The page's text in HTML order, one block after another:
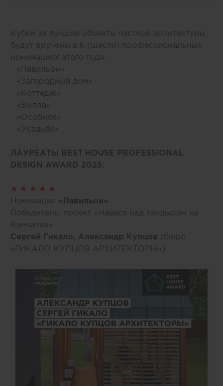
Кубки за лучшие объекты частной архитектуры
будут вручены в 6 (шести) профессиональных
номинациях этого года:
- «Павильон»
- «Загородный дом»
- «Коттедж»
- «Вилла»
- «Особняк»
- «Усадьба»
ЛАУРЕАТЫ BEST HOUSE PROFESSIONAL
DESIGN AWARD 2025:
★ ★ ★ ★ ★
Номинация «Павильон»
Победитель: проект «Навеса над тандыром на
Камчатке»
Сергей Гикало, Александр Купцов (бюро
«ГИКАЛО КУПЦОВ АРХИТЕКТОРЫ»)